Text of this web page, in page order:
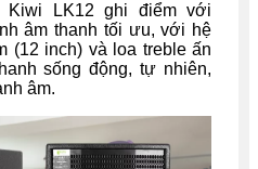
Kiwi LK12 ghi điểm với
âm thanh tối ưu, với hệ
(12 inch) và loa treble ấn
sống động, tự nhiên,
âm.